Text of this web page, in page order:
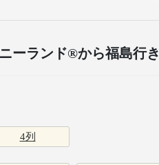
ーランド®から福島行き
4列